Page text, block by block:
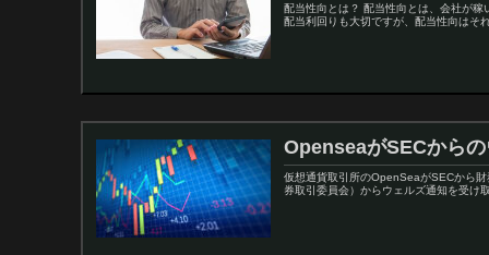
配当性向とは？ 配当性向とは、会社が
配当利回りも大切ですが、配当性向はそ
OpenseaがSECから
仮想通貨取引所のOpenSeaがSECから
券取引委員会）からウェルズ通知を受け